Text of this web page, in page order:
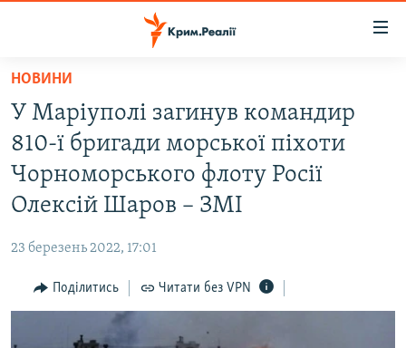
Перейти
основного
матеріалу
Перейти
основної
Перейти
пошуку
ВОДА.КРИМ
ВІДЕО ТА ФОТО
ПОЛІТИКА
ПОГЛЯД
ІНТЕРВ'Ю
НОВИНИ
У Маріуполі загинув командир
810-ї бригади морської піхоти
Чорноморського флоту Росії
Олексій Шаров – ЗМІ
23 березень 2022, 17:01
Поділитись Читати без VPN